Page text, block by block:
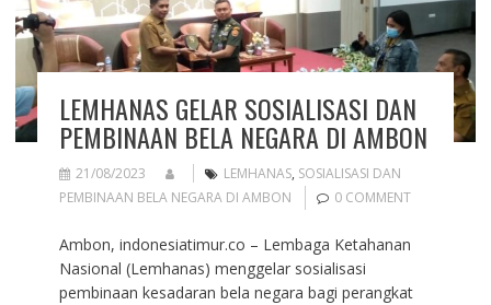
LEMHANAS GELAR SOSIALISASI DAN
PEMBINAAN BELA NEGARA DI AMBON
21/08/2023 LEMHANAS, SOSIALISASI DAN
PEMBINAAN BELA NEGARA DI AMBON
0 COMMENT
Ambon, indonesiatimur.co – Lembaga Ketahanan
Nasional (Lemhanas) menggelar sosialisasi
pembinaan kesadaran bela negara bagi perangkat